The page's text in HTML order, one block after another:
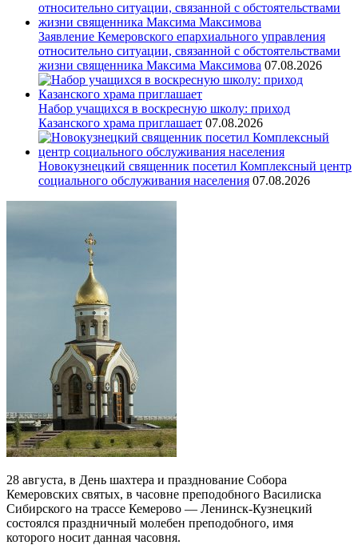
Заявление Кемеровского епархиального управления
относительно ситуации, связанной с обстоятельствами
жизни священника Максима Максимова 07.08.2026
Набор учащихся в воскресную школу: приход
Казанского храма приглашает 07.08.2026
Новокузнецкий священник посетил Комплексный центр
социального обслуживания населения 07.08.2026
28 августа, в День шахтера и празднование Собора
Кемеровских святых, в часовне преподобного Василиска
Сибирского на трассе Кемерово — Ленинск-Кузнецкий
состоялся праздничный молебен преподобного, имя
которого носит данная часовня.